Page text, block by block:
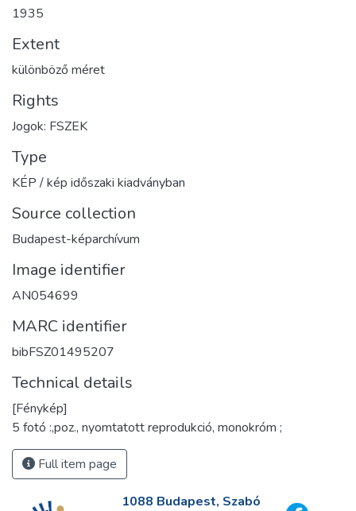
1935
Extent
különböző méret
Rights
Jogok: FSZEK
Type
KÉP / kép időszaki kiadványban
Source collection
Budapest-képarchívum
Image identifier
AN054699
MARC identifier
bibFSZ01495207
Technical details
[Fénykép]
5 fotó :,poz., nyomtatott reprodukció, monokróm ;
Full item page
1088 Budapest, Szabó